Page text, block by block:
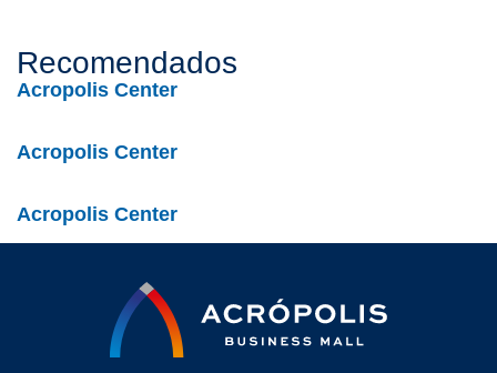
Recomendados
Acropolis Center
Acropolis Center
Acropolis Center